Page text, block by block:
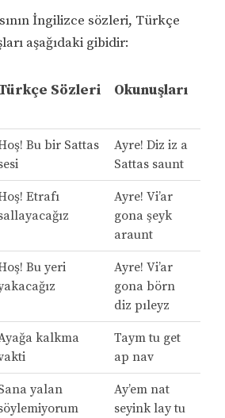
İngilizce sözleri, Türkçe
aşağıdaki gibidir:
Sözleri Okunuşları
Bu bir Sattas
Ayre! Diz iz a
Sattas saunt
Etrafı
Ayre! Vi’ar
gona şeyk
araunt
Bu yeri
Ayre! Vi’ar
gona börn
diz pıleyz
kalkma
Taym tu get
ap nav
yalan
Ay’em nat
seyink lay tu